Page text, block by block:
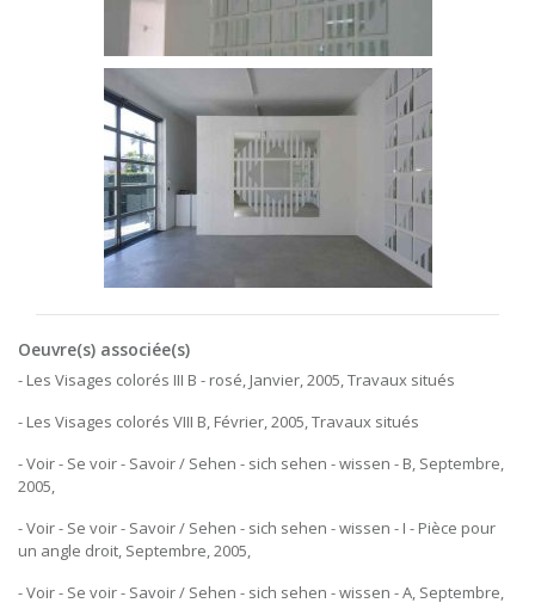
Oeuvre(s) associée(s)
- Les Visages colorés III B - rosé, Janvier, 2005, Travaux situés
- Les Visages colorés VIII B, Février, 2005, Travaux situés
- Voir - Se voir - Savoir / Sehen - sich sehen - wissen - B, Septembre,
2005,
- Voir - Se voir - Savoir / Sehen - sich sehen - wissen - I - Pièce pour
un angle droit, Septembre, 2005,
- Voir - Se voir - Savoir / Sehen - sich sehen - wissen - A, Septembre,